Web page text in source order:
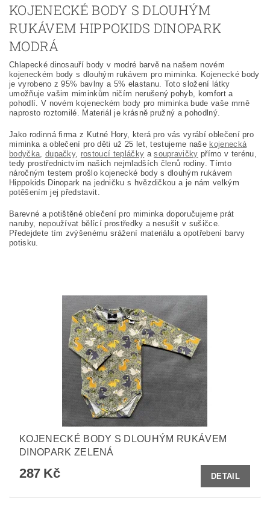
KOJENECKÉ BODY S DLOUHÝM
RUKÁVEM HIPPOKIDS DINOPARK
MODRÁ
Chlapecké dinosauří body v modré barvě na našem novém
kojeneckém body s dlouhým rukávem pro miminka.
Kojenecké body
je vyrobeno z 95% bavlny a 5% elastanu. Toto složení látky
umožňuje vašim miminkům ničím nerušený pohyb, komfort a
pohodlí. V novém kojeneckém body pro miminka bude vaše mrně
naprosto roztomilé. Materiál je krásně pružný a pohodlný.
Jako rodinná firma z Kutné Hory, která pro vás vyrábí oblečení pro
miminka a oblečení pro děti už 25 let, testujeme naše kojenecká
bodyčka dupačky, rostoucí tepláčky asoupravičky přímo v terénu,
tedy prostřednictvím našich nejmladších členů rodiny. Tímto
náročným testem prošlo kojenecké body s dlouhým rukávem
Hippokids Dinopark na jedničku s hvězdičkou a je nám velkým
potěšením jej představit.
Barevné a potištěné oblečení pro miminka doporučujeme prát
naruby, nepoužívat bělící prostředky a nesušit v sušičce.
Předejdete tím zvýšenému srážení materiálu a opotřebení barvy
potisku.
KOJENECKÉ BODY S DLOUHÝM RUKÁVEM
DINOPARK ZELENÁ
287 Kč DETAIL